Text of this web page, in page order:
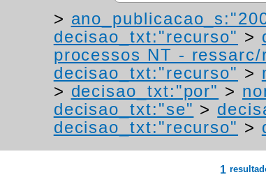
>
decisao_txt:"recurso" >
processos NT -
decisao_txt:"recurso" >
> decisao_txt:"por" >
decisao_txt:"se" >
decisao_txt:"recurso" >
1